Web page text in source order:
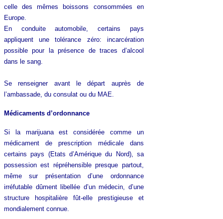
celle des mêmes boissons consommées en
Europe.
En conduite automobile, certains pays
appliquent une tolérance zéro: incarcération
possible pour la présence de traces d’alcool
dans le sang.
Se renseigner avant le départ auprès de
l’ambassade, du consulat ou du MAE.
Médicaments d’ordonnance
Si la marijuana est considérée comme un
médicament de prescription médicale dans
certains pays (Etats d’Amérique du Nord), sa
possession est répréhensible presque partout,
même sur présentation d’une ordonnance
irréfutable dûment libellée d’un médecin, d’une
structure hospitalière fût-elle prestigieuse et
mondialement connue.